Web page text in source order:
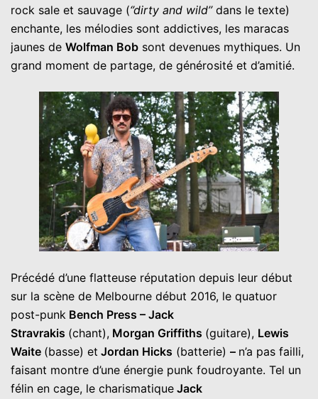
rock sale et sauvage (‘’dirty and wild’’dans le texte)
enchante, les mélodies sont addictives, les maracas
jaunes de Wolfman Bob sont devenues mythiques. Un
grand moment de partage, de générosité et d’amitié.
Précédé d’une flatteuse réputation depuis leur début
sur la scène de Melbourne début 2016, le quatuor
post-punk Bench Press – Jack
Stravrakis (chant), Morgan Griffiths (guitare), Lewis
Waite (basse) et Jordan Hicks (batterie) – n’a pas failli,
faisant montre d’une énergie punk foudroyante. Tel un
félin en cage, le charismatique Jack